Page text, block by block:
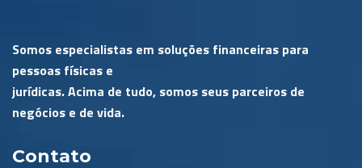
Somos especialistas em soluções financeiras para
pessoas físicas e
jurídicas. Acima de tudo, somos seus parceiros de
negócios e de vida.
Contato